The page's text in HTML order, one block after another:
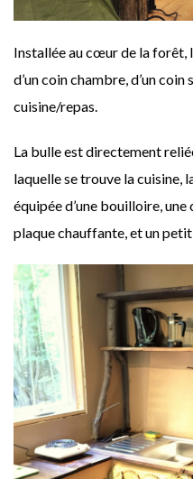
Installée au cœur de la forêt,
d’un coin chambre, d’un coin
cuisine/repas.
La bulle est directement
laquelle se trouve la cuisine,
équipée d’une bouilloire,
plaque chauffante, et un